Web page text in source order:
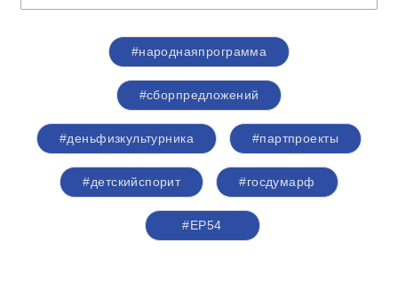
#народнаяпрограмма
#сборпредложений
#деньфизкультурника #партпроекты
#детскийспорит #госдумарф
#ЕР54